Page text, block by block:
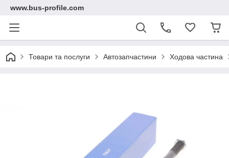
www.bus-profile.com
Товари та послуги Автозапчастини Ходова частина